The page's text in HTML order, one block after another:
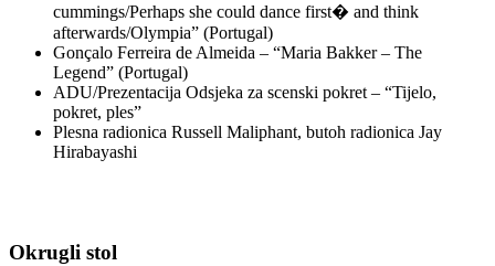
cummings/Perhaps she could dance first� and think
afterwards/Olympia” (Portugal)
Gonçalo Ferreira de Almeida – “Maria Bakker – The
Legend” (Portugal)
ADU/Prezentacija Odsjeka za scenski pokret – “Tijelo,
pokret, ples”
Plesna radionica Russell Maliphant, butoh radionica Jay
Hirabayashi
Okrugli stol